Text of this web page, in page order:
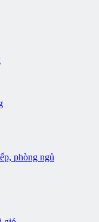
phòng ngủ